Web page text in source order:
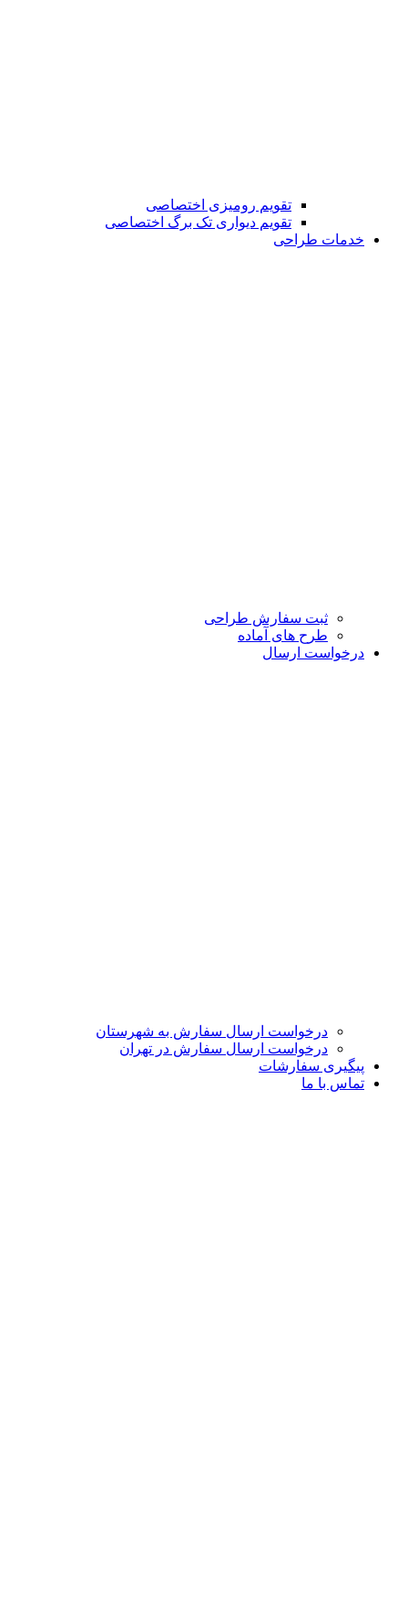
تقویم رومیزی اختصاصی
تقویم دیواری تک برگ اختصاصی
خدمات طراحی
ثبت سفارش طراحی
طرح های آماده
درخواست ارسال
درخواست ارسال سفارش به شهرستان
درخواست ارسال سفارش در تهران
پیگیری سفارشات
تماس با ما